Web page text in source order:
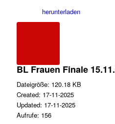
herunterladen
BL Frauen Finale
Dateigröße: 120.18 KB
Created: 17-11-2025
Updated: 17-11-2025
Aufrufe: 156